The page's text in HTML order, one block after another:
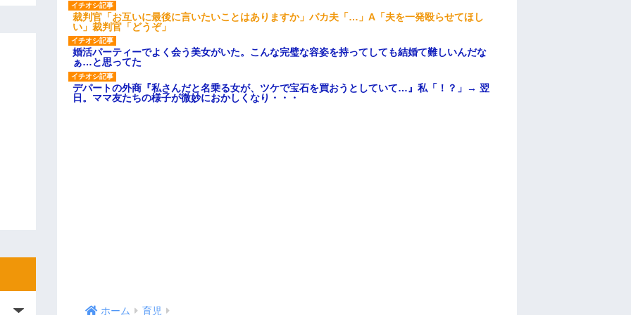
裁判官「お互いに最後に言いたいことはありますか」バカ夫「…」A「夫を一発殴らせてほし
い」裁判官「どうぞ」
婚活パーティーでよく会う美女がいた。こんな完璧な容姿を持ってしても結婚て難しいんだな
ぁ…と思ってた
デパートの外商『私さんだと名乗る女が、ツケで宝石を買おうとしていて…』私「！？」→ 翌
日。ママ友たちの様子が微妙におかしくなり・・・
ホーム 育児